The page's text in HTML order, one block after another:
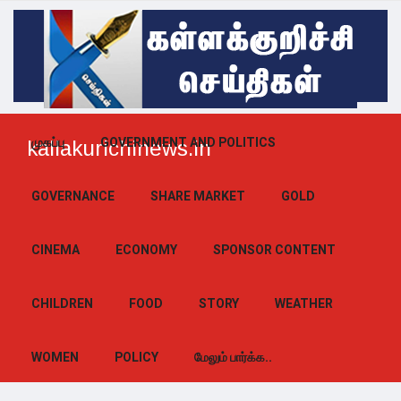
kallakurichinews.in
முகப்பு GOVERNMENT AND POLITICS
GOVERNANCE SHARE MARKET GOLD
CINEMA ECONOMY SPONSOR CONTENT
CHILDREN FOOD STORY WEATHER
WOMEN POLICY மேலும் பார்க்க..